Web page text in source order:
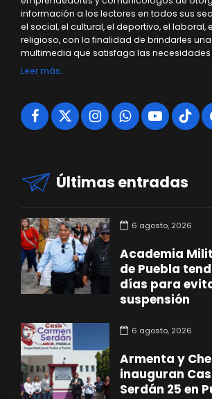
información a los lectores en todos sus
el social, el cultural, el deportivo, el laboral,
religioso, con la finalidad de brindarles
multimedia que satisfaga las
Leer más…
Últimas entradas
6 agosto, 2026
Academia
de Puebla
días para
suspensión
6 agosto, 2026
Armenta y
inauguran
Serdán 25 en